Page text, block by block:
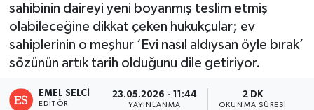
sahibinin daireyi yeni boyanmış teslim etmiş
olabileceğine dikkat çeken hukukçular; ev
sahiplerinin o meşhur ‘Evi nasıl aldıysan öyle bırak’
sözünün artık tarih olduğunu dile getiriyor.
EMEL SELCI
EDITÖR
23.05.2026 - 11:44
YAYINLANMA
2 DK
OKUNMA SÜRESI